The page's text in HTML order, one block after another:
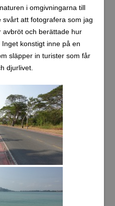
i omgivningarna till
att fotografera som jag
avbröt och berättade hur
konstigt inne på en
släpper in turister som får
djurlivet.